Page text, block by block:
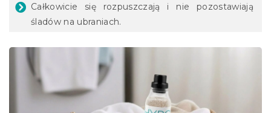
Całkowicie się rozpuszczają i nie pozostawiają
śladów na ubraniach.